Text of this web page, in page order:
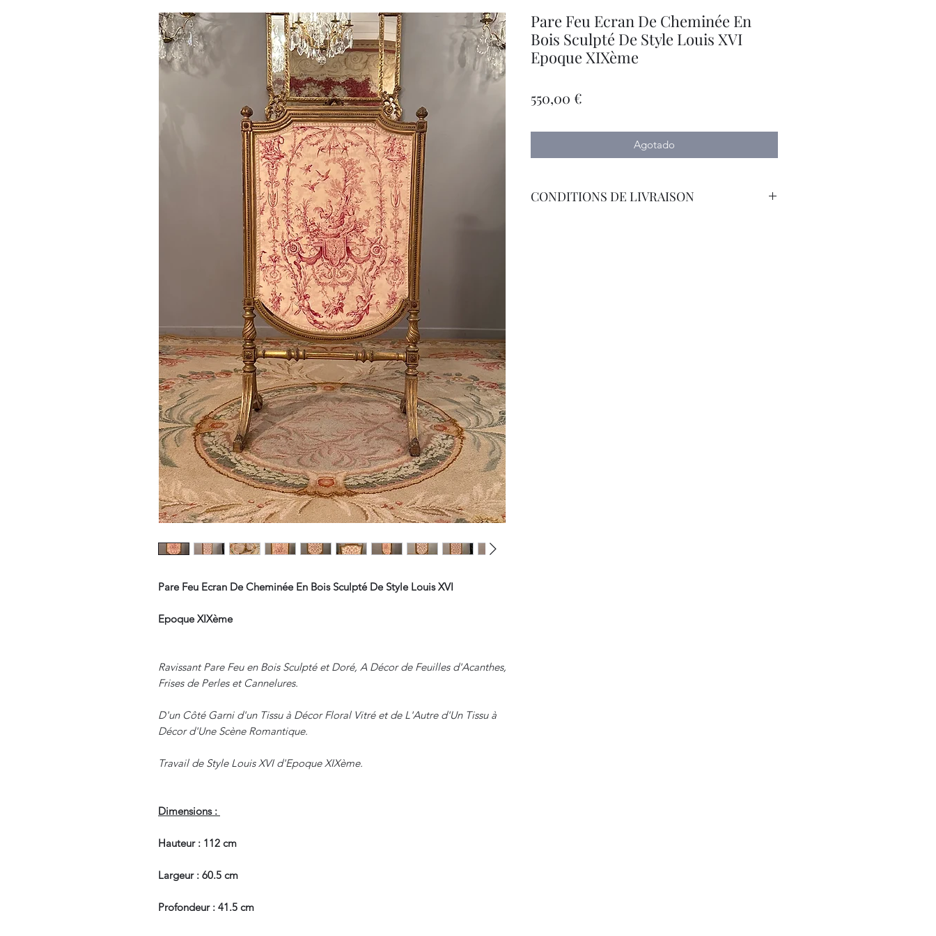
Pare Feu Ecran De Cheminée En Bois Sculpté De Style Louis XVI
Epoque XIXème
Ravissant Pare Feu en Bois Sculpté et Doré, A Décor de Feuilles d'Acanthes,
Frises de Perles et Cannelures.
D'un Côté Garni d'un Tissu à Décor Floral Vitré et de L'Autre d'Un Tissu à
Décor d'Une Scène Romantique.
Travail de Style Louis XVI d'Epoque XIXème.
Dimensions :
Hauteur : 112 cm
Largeur : 60.5 cm
Profondeur : 41.5 cm
Pare Feu Ecran De Cheminée En
Bois Sculpté De Style Louis XVI
Epoque XIXème
550,00 €
Agotado
CONDITIONS DE LIVRAISON